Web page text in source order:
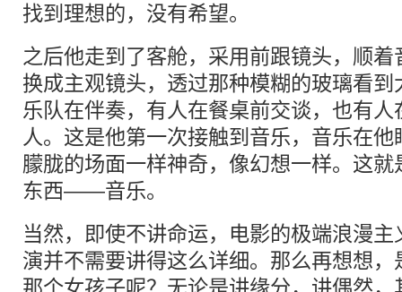
找到理想的，没有希望。
之后他走到了客舱，采用前跟镜头，顺
换成主观镜头，透过那种模糊的玻璃看
乐队在伴奏，有人在餐桌前交谈，也有
人。这是他第一次接触到音乐，音乐在
朦胧的场面一样神奇，像幻想一样。这
东西——音乐。
当然，即使不讲命运，电影的极端浪漫
演并不需要讲得这么详细。那么再想想